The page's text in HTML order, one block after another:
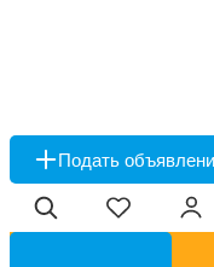
Подать